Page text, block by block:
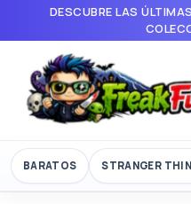
DESCUBRE LAS
BARATOS STRANGER